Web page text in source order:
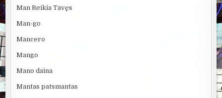
Man Reikia Tavęs
Man-go
Mancero
Mango
Mano daina
Mantas patsmantas